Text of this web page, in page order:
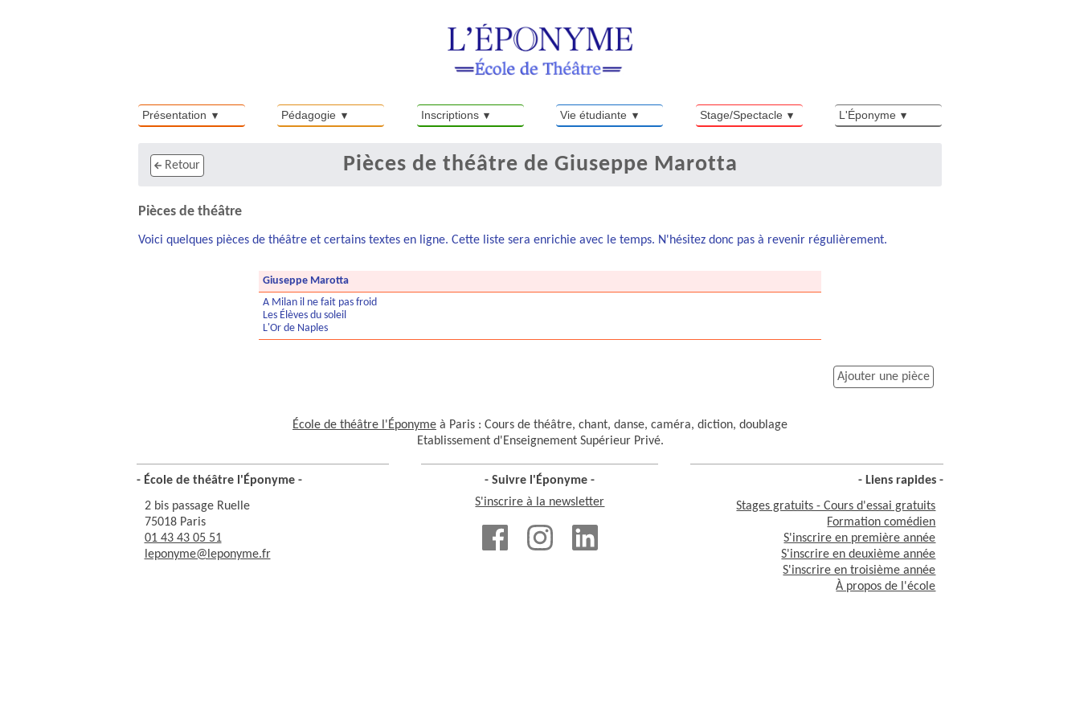
Présentation Pédagogie Inscriptions Vie étudiante Stage/Spectacle L'Éponyme
Pièces de théâtre de Giuseppe Marotta
Retour
Pièces de théâtre
Voici quelques pièces de théâtre et certains textes en ligne. Cette liste sera enrichie avec le temps. N'hésitez donc pas à revenir régulièrement.
Giuseppe Marotta
A Milan il ne fait pas froid
Les Élèves du soleil
L'Or de Naples
Ajouter une pièce
École de théâtre l'Éponyme à Paris : Cours de théâtre, chant, danse, caméra, diction, doublage
Etablissement d'Enseignement Supérieur Privé.
- École de théâtre l'Éponyme -
2 bis passage Ruelle
75018 Paris
01 43 43 05 51
leponyme@leponyme.fr
- Suivre l'Éponyme -
S'inscrire à la newsletter
- Liens rapides -
Stages gratuits - Cours d'essai gratuits
Formation comédien
S'inscrire en première année
S'inscrire en deuxième année
S'inscrire en troisième année
À propos de l'école